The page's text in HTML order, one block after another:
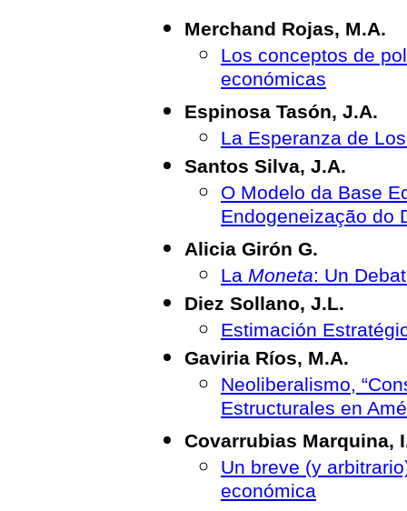
Merchand Rojas, M.A.
Los conceptos de
económicas
Espinosa Tasón, J.A.
La Esperanza de
Santos Silva, J.A.
O Modelo da Base
Endogeneização do
Alicia Girón G.
La Moneta: Un
Diez Sollano, J.L.
Estimación
Gaviria Ríos, M.A.
Neoliberalismo,
Estructurales en
Covarrubias Marquina,
Un breve (y
económica